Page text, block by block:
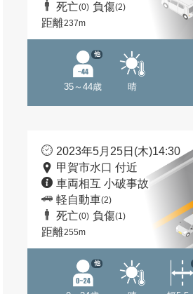
死亡(0) 負傷(2)
距離237m
35～44歳
他
晴
2023年5月25日(木)14:30
甲賀市水口 付近
車両相互 小破事故
軽自動車(2)
死亡(0) 負傷(1)
距離255m
他